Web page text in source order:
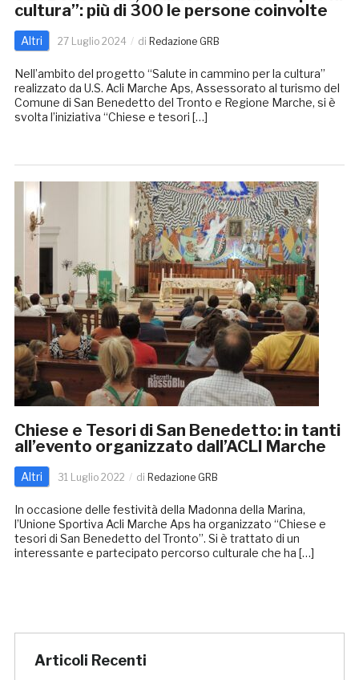
cultura”: più di 300 le persone coinvolte
Altri 27 Luglio 2024 di Redazione GRB
Nell’ambito del progetto “Salute in cammino per la cultura”
realizzato da U.S. Acli Marche Aps, Assessorato al turismo del
Comune di San Benedetto del Tronto e Regione Marche, si è
svolta l’iniziativa “Chiese e tesori […]
Chiese e Tesori di San Benedetto: in tanti
all’evento organizzato dall’ACLI Marche
Altri 31 Luglio 2022 di Redazione GRB
In occasione delle festività della Madonna della Marina,
l’Unione Sportiva Acli Marche Aps ha organizzato “Chiese e
tesori di San Benedetto del Tronto”. Si è trattato di un
interessante e partecipato percorso culturale che ha […]
Articoli Recenti